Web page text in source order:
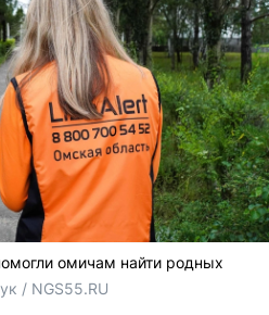
омичам найти родных
/ NGS55.RU